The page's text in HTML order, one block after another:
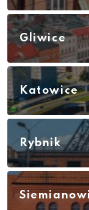
Gliwice
Katowice
Rybnik